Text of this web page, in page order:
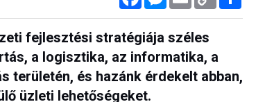
Link
fejlesztési stratégiája széles
a logisztika, az informatika, a
területén, és hazánk érdekelt abban,
üzleti lehetőségeket.